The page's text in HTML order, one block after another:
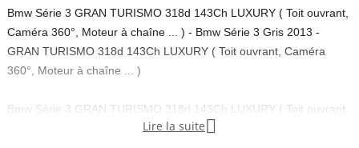
Bmw Série 3 GRAN TURISMO 318d 143Ch LUXURY ( Toit ouvrant,
Caméra 360°, Moteur à chaîne ... ) - Bmw Série 3 Gris 2013 -
GRAN TURISMO 318d 143Ch LUXURY ( Toit ouvrant, Caméra
360°, Moteur à chaîne ... )
Bmw Série 3 GRAN TURISMO 318d 143Ch LUXURY ( Toit ouvrant,
Caméra 360°, Moteur à chaîne ... ), Gris, Berline, date de mise en
Lire la suite 